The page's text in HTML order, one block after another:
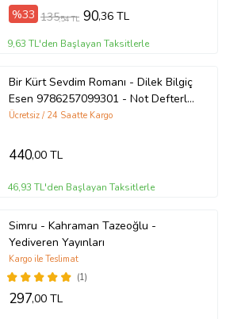
%33 135,54 TL 90,36 TL
9,63 TL'den Başlayan Taksitlerle
Bir Kürt Sevdim Romanı - Dilek Bilgiç
Esen 9786257099301 - Not Defterli
Seti (Renksiz)
Ücretsiz / 24 Saatte Kargo
440,00 TL
46,93 TL'den Başlayan Taksitlerle
Simru - Kahraman Tazeoğlu -
Yediveren Yayınları
(1)
Kargo ile Teslimat
297,00 TL